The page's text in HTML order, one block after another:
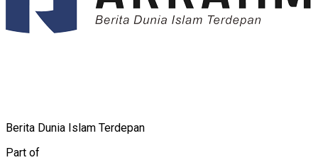
Berita Dunia Islam Terdepan
Part of